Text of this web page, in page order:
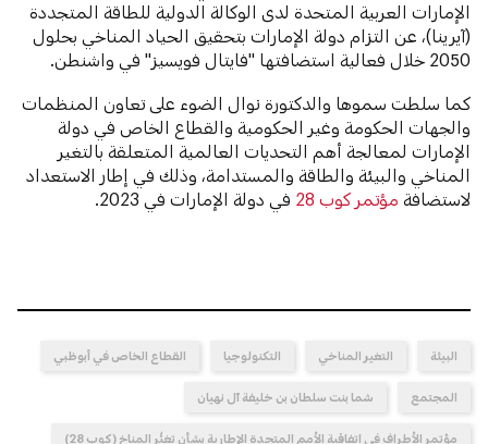
الإمارات العربية المتحدة لدى الوكالة الدولية للطاقة المتجددة
(آيرينا)، عن التزام دولة الإمارات بتحقيق الحياد المناخي بحلول
2050 خلال فعالية استضافتها "فايتال فويسيز" في واشنطن.
كما سلطت سموها والدكتورة نوال الضوء على تعاون المنظمات
والجهات الحكومة وغير الحكومية والقطاع الخاص في دولة
الإمارات لمعالجة أهم التحديات العالمية المتعلقة بالتغير
المناخي والبيئة والطاقة والمستدامة، وذلك في إطار الاستعداد
لاستضافةمؤتمر كوب 28 في دولة الإمارات في 2023.
البيئة التغير المناخي التكنولوجيا القطاع الخاص في أبوظبي
المجتمع شما بنت سلطان بن خليفة آل نهيان
مؤتمر الأطراف في اتفاقية الأمم المتحدة الإطارية بشأن تغيُّر المناخ (كوب 28)